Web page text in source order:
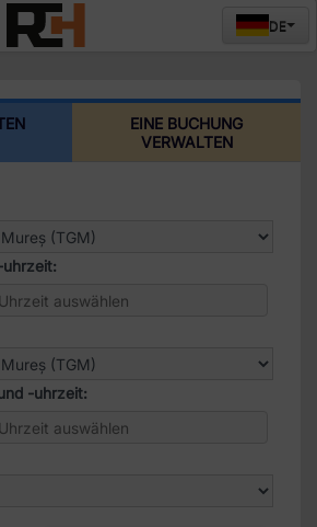
DE
EINE BUCHUNG
VERWALTEN
-uhrzeit: